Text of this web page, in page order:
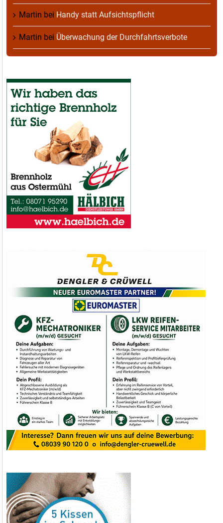
Martin bei Handy statt Aufsichtspflicht
Martin bei Überwachung der Durchfahrtsverbote